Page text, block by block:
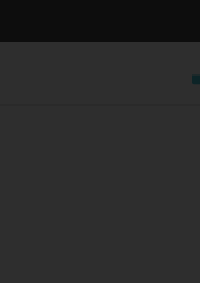
to